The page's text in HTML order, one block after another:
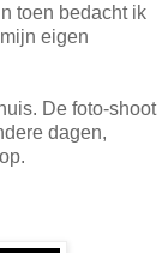
toen bedacht ik
eigen
De foto-shoot
dagen,